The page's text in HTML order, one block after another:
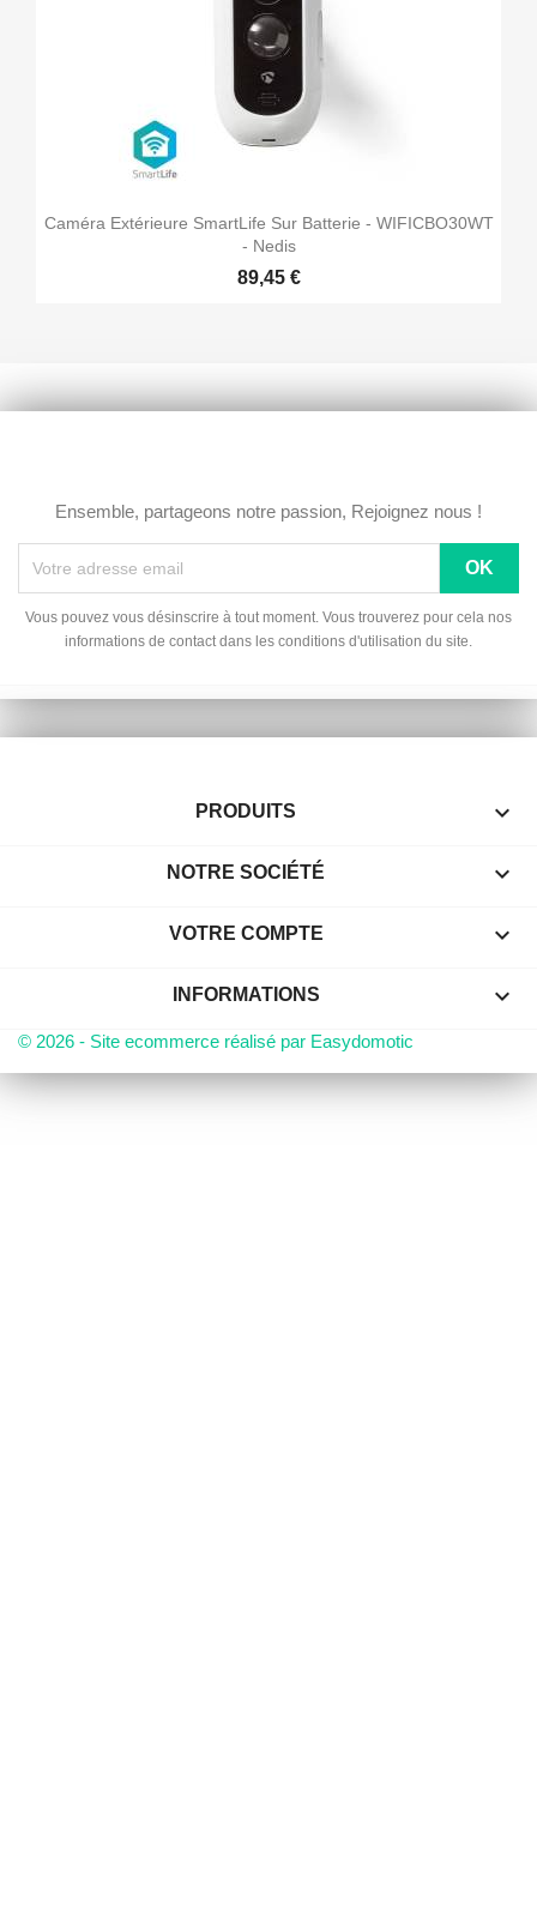
Caméra Extérieure SmartLife Sur Batterie - WIFICBO30WT
- Nedis
89,45 €
Ensemble, partageons notre passion, Rejoignez nous !
Vous pouvez vous désinscrire à tout moment. Vous trouverez pour cela nos
informations de contact dans les conditions d'utilisation du site.
PRODUITS 
NOTRE SOCIÉTÉ 
VOTRE COMPTE 
INFORMATIONS keyboard_arrow_down
© 2026 - Site ecommerce réalisé par Easydomotic